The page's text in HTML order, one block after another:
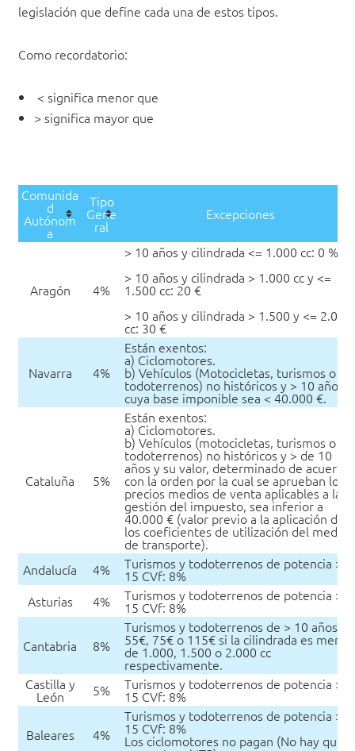
legislación que define cada una de estos tipos.
Como recordatorio:
< significa menor que
> significa mayor que
Comunida
d
Autónom
a
Tipo
Gene
ral
Excepciones
Aragón 4%
> 10 años y cilindrada <= 1.000 cc: 0 %
> 10 años y cilindrada > 1.000 cc y <=
1.500 cc: 20 €
> 10 años y cilindrada > 1.500 y <= 2.000
cc: 30 €
Navarra 4%
Están exentos:
a) Ciclomotores.
b) Vehículos (Motocicletas, turismos o
todoterrenos) no históricos y > 10 años y
cuya base imponible sea < 40.000 €.
Cataluña 5%
Están exentos:
a) Ciclomotores.
b) Vehículos (motocicletas, turismos o
todoterrenos) no históricos y > de 10
años y su valor, determinado de acuerdo
con la orden por la cual se aprueban los
precios medios de venta aplicables a la
gestión del impuesto, sea inferior a
40.000 € (valor previo a la aplicación de
los coeficientes de utilización del medio
de transporte).
Andalucía
4% Turismos y todoterrenos de potencia >
15 CVf: 8%
Asturias
4% Turismos y todoterrenos de potencia >
15 CVf: 8%
Cantabria 8%
Turismos y todoterrenos de > 10 años:
55€, 75€ o 115€ si la cilindrada es menor
de 1.000, 1.500 o 2.000 cc
respectivamente.
Castilla y
León 5% Turismos y todoterrenos de potencia >
15 CVf: 8%
Baleares 4%
Turismos y todoterrenos de potencia >
15 CVf: 8%
Los ciclomotores no pagan (No hay que